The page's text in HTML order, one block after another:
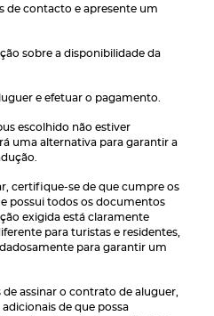
de contacto e apresente um
sobre a disponibilidade da
e efetuar o pagamento.
escolhido não estiver
uma alternativa para garantir a
certifique-se de que cumpre os
possui todos os documentos
exigida está claramente
para turistas e residentes,
para garantir um
de assinar o contrato de aluguer,
de que possa